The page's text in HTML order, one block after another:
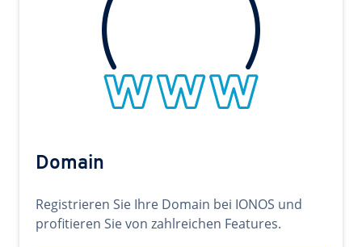
Domain
Registrieren Sie Ihre Domain bei IONOS und
profitieren Sie von zahlreichen Features.